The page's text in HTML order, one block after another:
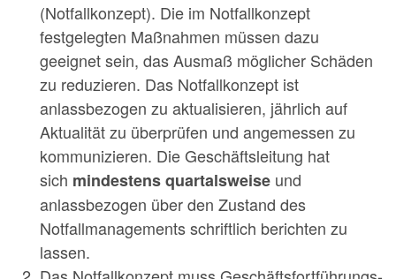
(Notfallkonzept). Die im Notfallkonzept
festgelegten Maßnahmen müssen dazu
geeignet sein, das Ausmaß möglicher Schäden
zu reduzieren. Das Notfallkonzept ist
anlassbezogen zu aktualisieren, jährlich auf
Aktualität zu überprüfen und angemessen zu
kommunizieren. Die Geschäftsleitung hat
sich mindestens quartalsweise und
anlassbezogen über den Zustand des
Notfallmanagements schriftlich berichten zu
lassen.